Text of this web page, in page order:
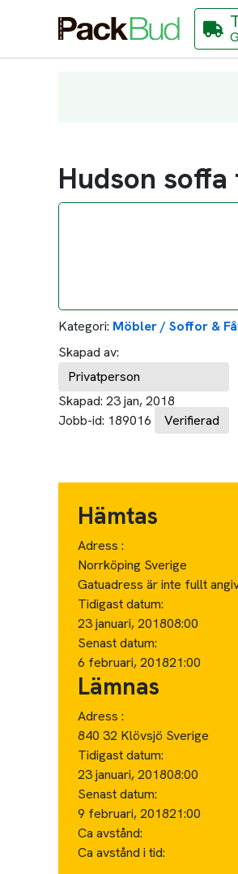
Hudson
Kategori: Möbler / Soffor &
Skapad av:
Privatperson
Skapad: 23 jan, 2018
Jobb-id: 189016 Verifierad
Hämtas
Adress :
Norrköping Sverige
Gatuadress är inte fullt
Tidigast datum:
23 januari, 201808:00
Senast datum:
6 februari, 201821:00
Lämnas
Adress :
840 32 Klövsjö Sverige
Tidigast datum:
23 januari, 201808:00
Senast datum:
9 februari, 201821:00
Ca avstånd:
Ca avstånd i tid: